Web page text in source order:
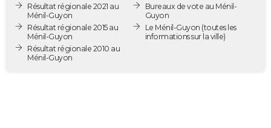
Destinations
City break
Voyage nature
Voyage de noces
Forum
PHOTO
GUIDES D'ACHAT
BONS PLANS
Résultat régionale 2021 au
Ménil-Guyon
Résultat régionale 2015 au
Ménil-Guyon
Résultat régionale 2010 au
Ménil-Guyon
Bureaux de vote au Ménil-
Guyon
Le Ménil-Guyon (toutes les
informations sur la ville)